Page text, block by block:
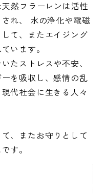
然フラーレンは活性
れ、 水の浄化や電磁
て、またエイジング
います。
たストレスや不安、
を吸収し、感情の乱
代社会に生きる人々
、またお守りとして
す。